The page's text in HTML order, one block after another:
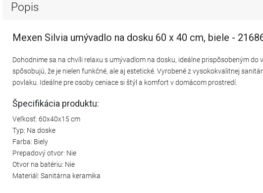
Popis
Mexen Silvia umývadlo na dosku 60 x 40 cm, biele -
Dohodnime sa na chvíli relaxu s umývadlom na dosku, ideálne prispôsobeným
spôsobujú, že je nielen funkčné, ale aj estetické. Vyrobené z vysokokvalitnej
povlaku. Ideálne pre osoby ceniace si štýl a komfort v domácom prostredí.
Špecifikácia produktu:
Veľkosť: 60x40x15 cm
Typ: Na doske
Farba: Biely
Prepadový otvor: Nie
Otvor na batériu: Nie
Materiál: Sanitárna keramika